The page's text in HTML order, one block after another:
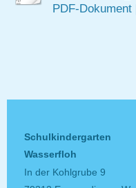
PDF-Dokument
Schulkindergarten
Wasserfloh
In der Kohlgrube 9